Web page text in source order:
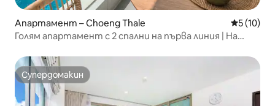
Апартамент – Choeng Thale Средна
5 (10)
Голям апартамент с 2 спални на първа линия | На
Супердомакин
Супердомакин